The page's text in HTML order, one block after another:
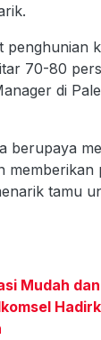
penghunian
70-80
di
berupaya
tamu
Mudah